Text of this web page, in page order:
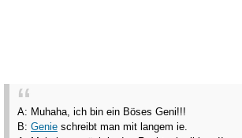
A: Muhaha, ich bin ein Böses Geni!!!
B: Genie schreibt man mit langem ie.